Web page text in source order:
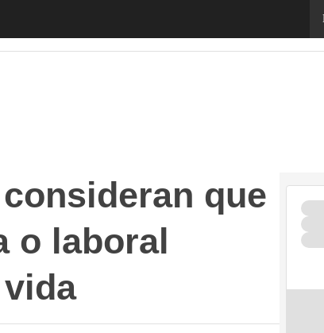
que la situación económica o laboral genera
que
o laboral